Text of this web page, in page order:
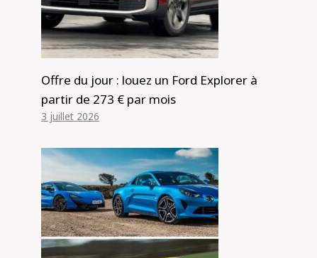
long terme | Partie 3
Par Alexis de Club Events
Offre du jour : louez un Ford Explorer à
partir de 273 € par mois
3 juillet 2026